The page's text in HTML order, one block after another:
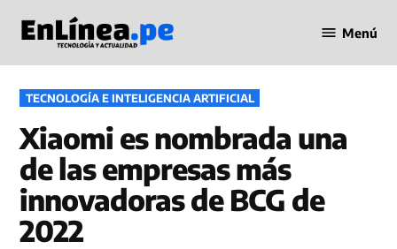
contenido
en Línea
Menú
PUBLICADO
EN
TECNOLOGÍA E INTELIGENCIA ARTIFICIAL
Xiaomi es nombrada una
de las empresas más
innovadoras de BCG de
2022